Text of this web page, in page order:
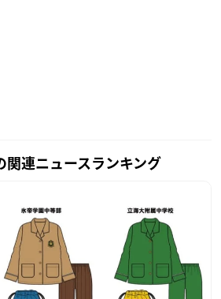
関連ニュースランキング